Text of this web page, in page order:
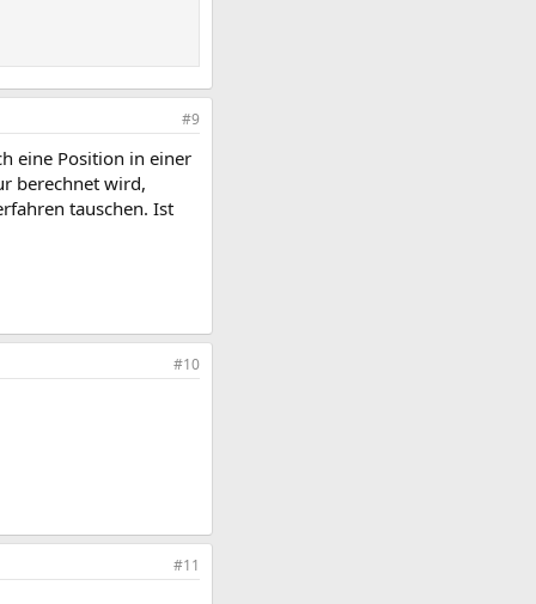
#9
eine Position in einer
berechnet wird,
tauschen. Ist
#10
#11